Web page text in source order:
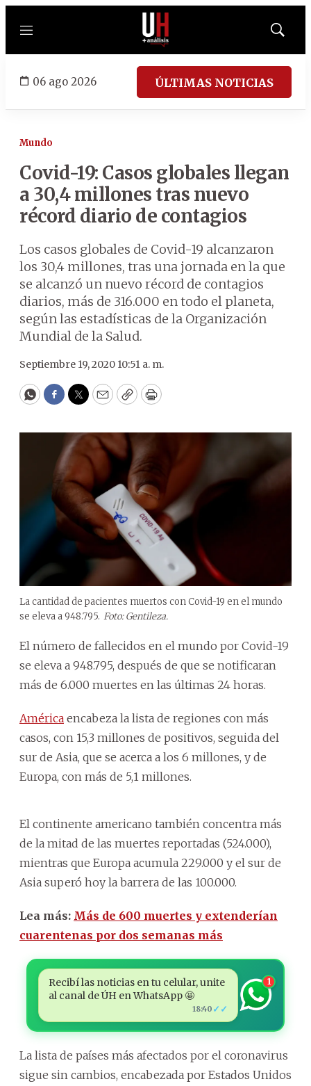
Menú
Mostrar
06 ago 2026 ÚLTIMAS NOTICIAS
Mundo
Covid-19: Casos globales llegan
a 30,4 millones tras nuevo
récord diario de contagios
Los casos globales de Covid-19 alcanzaron
los 30,4 millones, tras una jornada en la que
se alcanzó un nuevo récord de contagios
diarios, más de 316.000 en todo el planeta,
según las estadísticas de la Organización
Mundial de la Salud.
Septiembre 19, 2020 10:51 a. m.
WhatsApp
Facebook
Twitter
EmailCopyPrint
La cantidad de pacientes muertos con Covid-19 en el mundo
se eleva a 948.795. Foto: Gentileza.
El número de fallecidos en el mundo por Covid-19
se eleva a 948.795, después de que se notificaran
más de 6.000 muertes en las últimas 24 horas.
América encabeza la lista de regiones con más
casos, con 15,3 millones de positivos, seguida del
sur de Asia, que se acerca a los 6 millones, y de
Europa, con más de 5,1 millones.
El continente americano también concentra más
de la mitad de las muertes reportadas (524.000),
mientras que Europa acumula 229.000 y el sur de
Asia superó hoy la barrera de las 100.000.
Lea más: Más de 600 muertes y extenderían
cuarentenas por dos semanas más
Recibí las noticias en tu celular, unite
al canal de ÚH en WhatsApp 🤩
18:40 ✓✓
1
La lista de países más afectados por el coronavirus
sigue sin cambios, encabezada por Estados Unidos